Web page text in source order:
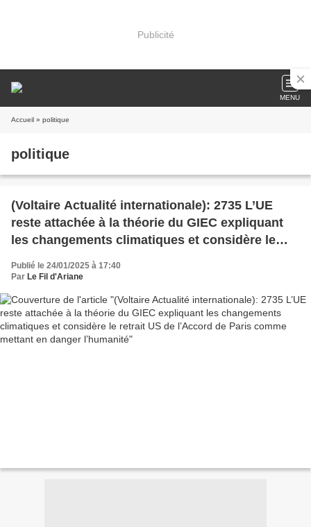
Publicité
MENU
Accueil » politique
politique
(Voltaire Actualité internationale): 2735 L’UE
reste attachée à la théorie du GIEC expliquant
les changements climatiques et considère le
retrait US de l’Accord de Paris comme mettant
en danger l’humanité
Publié le 24/01/2025 à 17:40
Par Le Fil d'Ariane